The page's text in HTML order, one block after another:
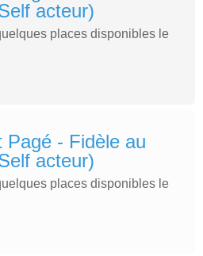
acteur)
places disponibles le
Pagé - Fidèle au
acteur)
places disponibles le